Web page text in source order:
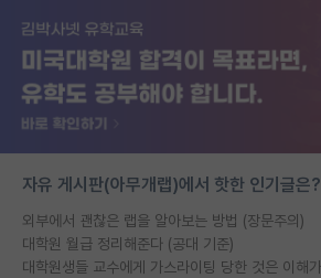
자유 게시판(아무개랩)에서 핫한 인기글은?
외부에서 괜찮은 랩을 알아보는 방법 (장문주의)
대학원 월급 정리해준다 (공대 기준)